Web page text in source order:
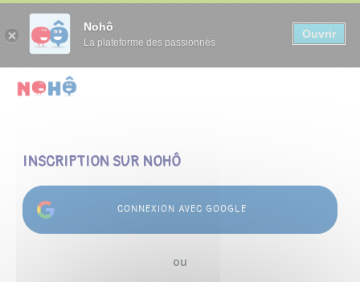
Nohô
La plateforme des passionnés
Ouvrir
INSCRIPTION SUR NOHÔ
CONNEXION AVEC GOOGLE
ou
Panneau de gestion des cookies